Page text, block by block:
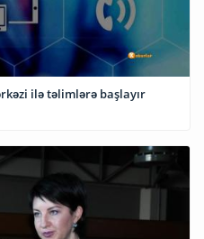
ilə təlimlərə başlayır